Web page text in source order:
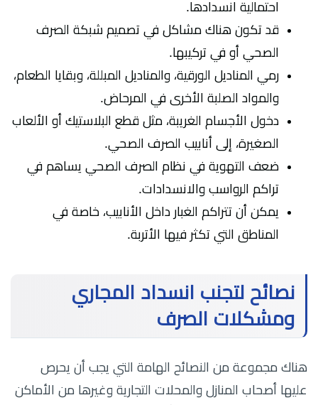
احتمالية انسدادها.
قد تكون هناك مشاكل في تصميم شبكة الصرف
الصحي أو في تركيبها.
رمي المناديل الورقية، والمناديل المبللة، وبقايا الطعام،
والمواد الصلبة الأخرى في المرحاض.
دخول الأجسام الغريبة، مثل قطع البلاستيك أو الألعاب
الصغيرة، إلى أنابيب الصرف الصحي.
ضعف التهوية في نظام الصرف الصحي يساهم في
تراكم الرواسب والانسدادات.
يمكن أن تتراكم الغبار داخل الأنابيب، خاصة في
المناطق التي تكثر فيها الأتربة.
نصائح لتجنب انسداد المجاري
ومشكلات الصرف
هناك مجموعة من النصائح الهامة التي يجب أن يحرص
عليها أصحاب المنازل والمحلات التجارية وغيرها من الأماكن